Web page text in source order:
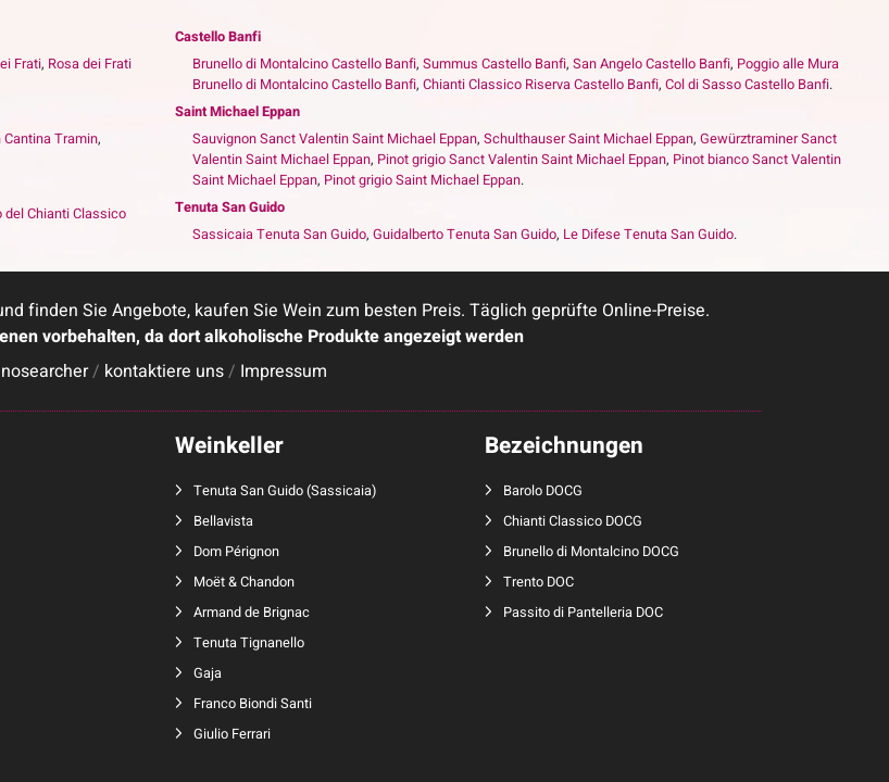
Frati, Rosa dei Frati
Cantina Tramin,
del Chianti Classico
Castello Banfi
Brunello di Montalcino Castello Banfi, Summus Castello Banfi, San Angelo Castello Banfi, Poggio alle Mura
Brunello di Montalcino Castello Banfi, Chianti Classico Riserva Castello Banfi, Col di Sasso Castello Banfi.
Saint Michael Eppan
Sauvignon Sanct Valentin Saint Michael Eppan, Schulthauser Saint Michael Eppan, Gewürztraminer Sanct
Valentin Saint Michael Eppan, Pinot grigio Sanct Valentin Saint Michael Eppan, Pinot bianco Sanct Valentin
Saint Michael Eppan, Pinot grigio Saint Michael Eppan.
Tenuta San Guido
Sassicaia Tenuta San Guido, Guidalberto Tenuta San Guido, Le Difese Tenuta San Guido.
finden Sie Angebote, kaufen Sie Wein zum besten Preis. Täglich geprüfte Online-Preise.
vorbehalten, da dort alkoholische Produkte angezeigt werden
/ kontaktiere uns/ Impressum
Weinkeller
Tenuta San Guido(Sassicaia)
Bellavista
Dom Pérignon
Moët & Chandon
Armand de Brignac
Tenuta Tignanello
Gaja
Franco Biondi Santi
Giulio Ferrari
Bezeichnungen
Barolo DOCG
Chianti Classico DOCG
Brunello di Montalcino DOCG
Trento DOC
Passito di Pantelleria DOC